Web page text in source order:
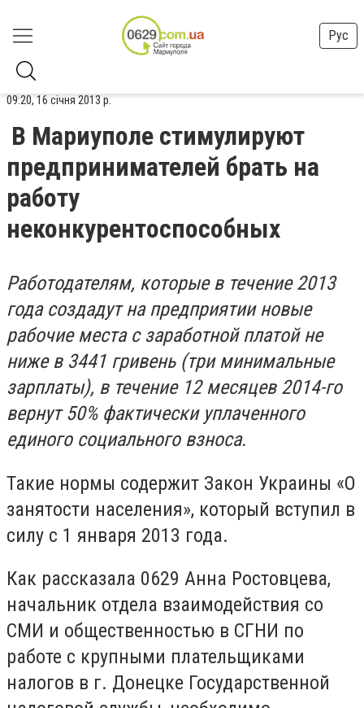
Рус
09:20, 16 січня 2013 р.
В Мариуполе стимулируют
предпринимателей брать на
работу
неконкурентоспособных
Работодателям, которые в течение 2013
года создадут на предприятии новые
рабочие места с заработной платой не
ниже в 3441 гривень (три минимальные
зарплаты), в течение 12 месяцев 2014-го
вернут 50% фактически уплаченного
единого социального взноса.
Такие нормы содержит Закон Украины «О
занятости населения», который вступил в
силу с 1 января 2013 года.
Как рассказала 0629 Анна Ростовцева,
начальник отдела взаимодействия со
СМИ и общественностью в СГНИ по
работе с крупными плательщиками
налогов в г. Донецке Государственной